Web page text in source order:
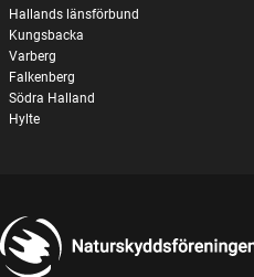
Hallands länsförbund
Kungsbacka
Varberg
Falkenberg
Södra Halland
Hylte